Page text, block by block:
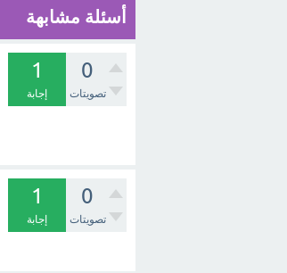
أسئلة مشابهة
0
تصويتات
1
إجابة
0
تصويتات
1
إجابة